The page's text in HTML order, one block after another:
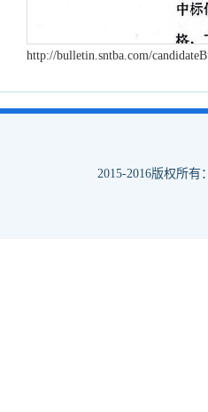
http://bulletin.sntba.com/
2015-2016版权所